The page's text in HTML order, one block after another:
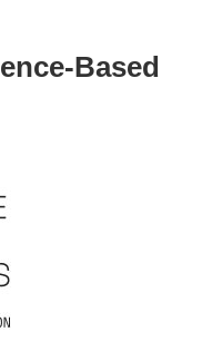
Based